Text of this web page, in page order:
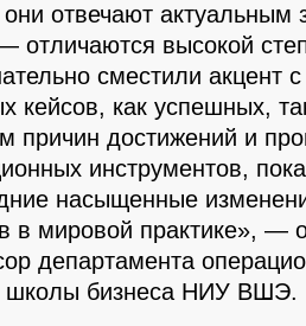
отвечают актуальным
отличаются высокой
сместили акцент
кейсов, как успешных,
причин достижений и
инструментов,
насыщенные
в мировой практике», —
департамента
бизнеса НИУ ВШЭ.